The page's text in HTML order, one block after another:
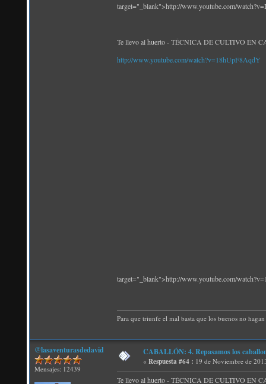
target="_blank">http://www.youtube.com/
Te llevo al huerto - TÉCNICA DE CULTIVO EN
http://www.youtube.com/watch?v=18hUpF8AqdY
target="_blank">http://www.youtube.com/
Para que triunfe el mal basta que los buenos no
@lasaventurasdedavid
Mensajes: 12439
CABALLÓN: 4. Repasamos los
« Respuesta #64 : 19 de Noviembre de
Te llevo al huerto - TÉCNICA DE CULTIVO EN